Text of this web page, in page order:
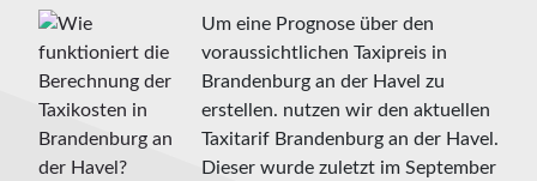
Um eine Prognose über den
voraussichtlichen Taxipreis in
Brandenburg an der Havel zu
erstellen. nutzen wir den aktuellen
Taxitarif Brandenburg an der Havel.
Dieser wurde zuletzt im September